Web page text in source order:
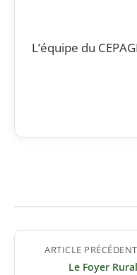
L’équipe du
Navigation
ARTICLE PRÉCÉDENT
Le Foyer Rural